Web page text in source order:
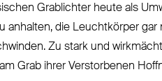
Grablichter heute als
anhalten, die Leuchtkörper
Zu stark und
Grab ihrer Verstorbenen